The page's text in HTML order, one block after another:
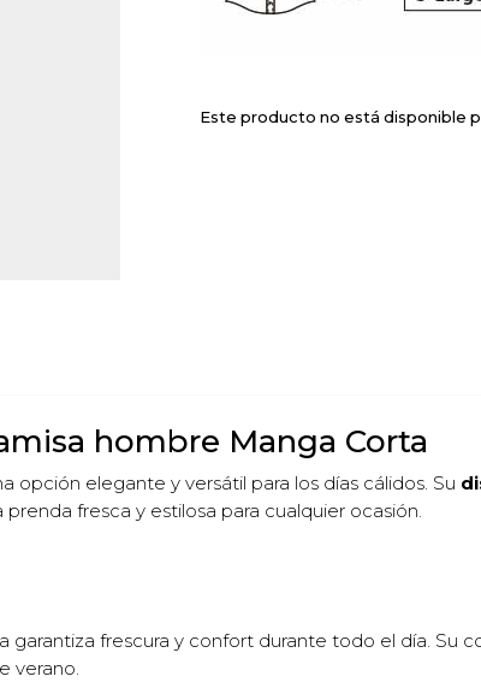
Este producto no está disponible
hombre Manga Corta
opción elegante y versátil para los días cálidos. Su
fresca y estilosa para cualquier ocasión.
garantiza frescura y confort durante todo el día. Su
verano.